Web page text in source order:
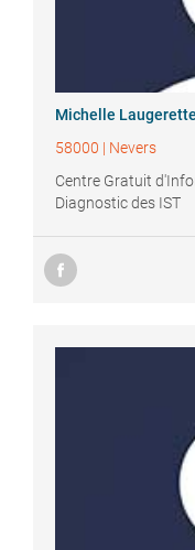
Michelle Laugerette
58000 | Nevers
Centre Gratuit
Diagnostic des IST